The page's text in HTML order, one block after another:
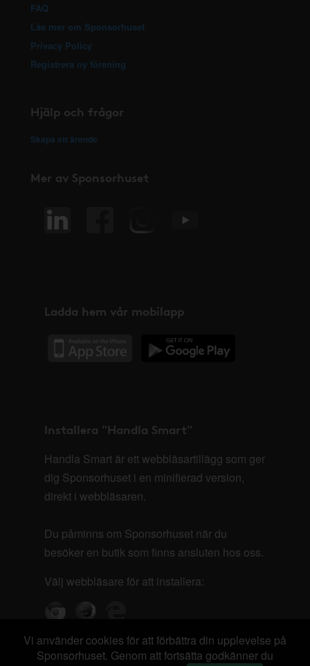
FAQ
Läs mer om Sponsorhuset
Privacy Policy
Registrera ny förening
Hjälp och frågor
Skapa ett ärende
Mer av Sponsorhuset
Ladda hem vår mobilapp
Installera "Handla Smart"
Handla Smart är ett webbläsartillägg som ger
dig Sponsorhuset i en minifierad version,
direkt i webbläsaren.
Du påminns om Sponsorhuset när du
besöker en butik som finns ansluten hos oss.
Välj webbläsare för att installera:
Vi använder cookies för att förbättra din upplevelse på
Sponsorhuset. Genom att fortsätta godkänner du